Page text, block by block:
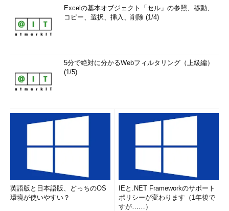
Excelの基本オブジェクト「セル」の参照、移動、
コピー、選択、挿入、削除 (1/4)
5分で絶対に分かるWebフィルタリング（上級編）
(1/5)
英語版と日本語版、どっちのOS
環境が使いやすい？
IEと.NET Frameworkのサポート
ポリシーが変わります（1年後で
すが……）